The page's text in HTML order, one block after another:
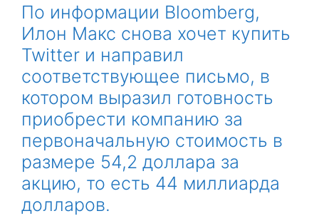
По информации Bloomberg,
Илон Макс снова хочет купить
Twitter и направил
соответствующее письмо, в
котором выразил готовность
приобрести компанию за
первоначальную стоимость в
размере 54,2 доллара за
акцию, то есть 44 миллиарда
долларов.